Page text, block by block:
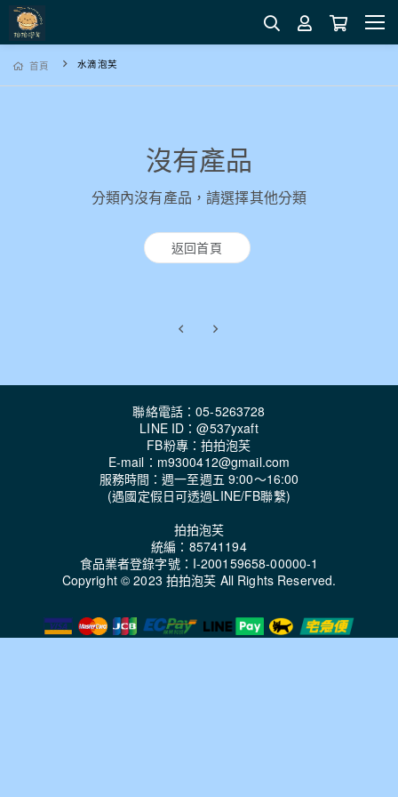
首頁 水滴泡芙
沒有產品
分類內沒有產品，請選擇其他分類
返回首頁
聯絡電話：05-5263728
LINE ID：@537yxaft
FB粉專：拍拍泡芙
E-mail：m9300412@gmail.com
服務時間：週一至週五 9:00～16:00
(遇國定假日可透過LINE/FB聯繫)
拍拍泡芙
統編：85741194
食品業者登錄字號：I-200159658-00000-1
Copyright © 2023 拍拍泡芙 All Rights Reserved.